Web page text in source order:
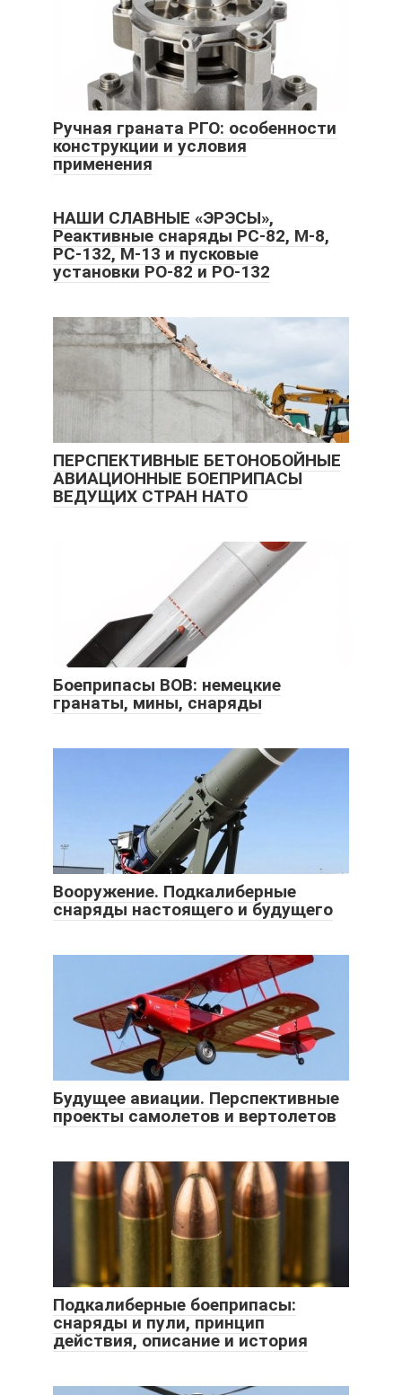
Ручная граната РГО: особенности
конструкции и условия
применения
НАШИ СЛАВНЫЕ «ЭРЭСЫ»,
Реактивные снаряды РС-82, М-8,
РС-132, М-13 и пусковые
установки РО-82 и РО-132
ПЕРСПЕКТИВНЫЕ БЕТОНОБОЙНЫЕ
АВИАЦИОННЫЕ БОЕПРИПАСЫ
ВЕДУЩИХ СТРАН НАТО
Боеприпасы ВОВ: немецкие
гранаты, мины, снаряды
Вооружение. Подкалиберные
снаряды настоящего и будущего
Будущее авиации. Перспективные
проекты самолетов и вертолетов
Подкалиберные боеприпасы:
снаряды и пули, принцип
действия, описание и история